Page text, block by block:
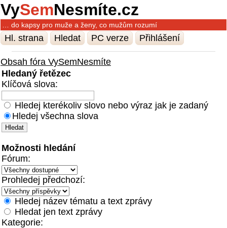
VySemNesmíte.cz
… do kapsy pro muže a ženy, co mužům rozumí
Hl. strana Hledat PC verze Přihlášení
Obsah fóra VySemNesmíte
Hledaný řetězec
Klíčová slova:
Hledej kterékoliv slovo nebo výraz jak je zadaný
Hledej všechna slova
Možnosti hledání
Fórum:
Prohledej předchozí:
Hledej název tématu a text zprávy
Hledat jen text zprávy
Kategorie: